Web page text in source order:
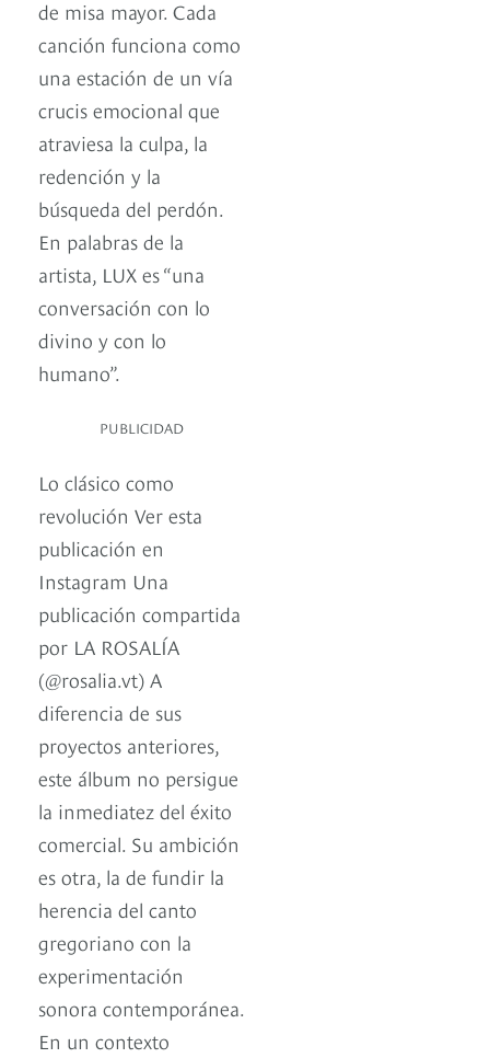
de misa mayor. Cada
canción funciona como
una estación de un vía
crucis emocional que
atraviesa la culpa, la
redención y la
búsqueda del perdón.
En palabras de la
artista, LUX es “una
conversación con lo
divino y con lo
humano”.
PUBLICIDAD
Lo clásico como
revolución Ver esta
publicación en
Instagram Una
publicación compartida
por LA ROSALÍA
(@rosalia.vt) A
diferencia de sus
proyectos anteriores,
este álbum no persigue
la inmediatez del éxito
comercial. Su ambición
es otra, la de fundir la
herencia del canto
gregoriano con la
experimentación
sonora contemporánea.
En un contexto